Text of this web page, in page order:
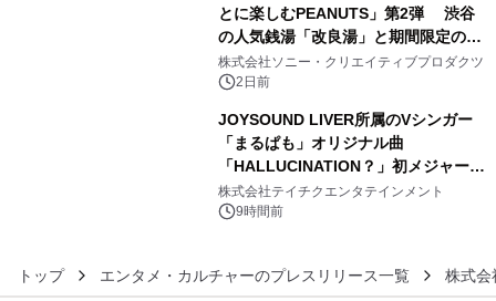
とに楽しむPEANUTS」第2弾 渋谷
の人気銭湯「改良湯」と期間限定のコ
ラボレーション サウナイキタイコラ
ボグッズも発売決定！
株式会社ソニー・クリエイティブプロダクツ
2日前
JOYSOUND LIVER所属のVシンガー
「まるぱも」オリジナル曲
「HALLUCINATION？」初メジャー配
信リリース決定！
株式会社テイチクエンタテインメント
9時間前
トップ エンタメ・カルチャーのプレスリリース一覧 株式会